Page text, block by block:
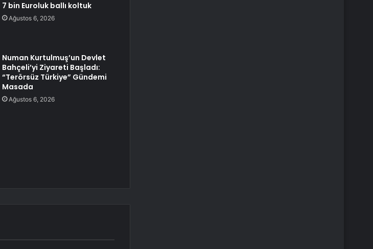
7 bin Euroluk ballı koltuk
Ağustos 6, 2026
Numan Kurtulmuş’un Devlet
Bahçeli’yi Ziyareti Başladı:
“Terörsüz Türkiye” Gündemi
Masada
Ağustos 6, 2026